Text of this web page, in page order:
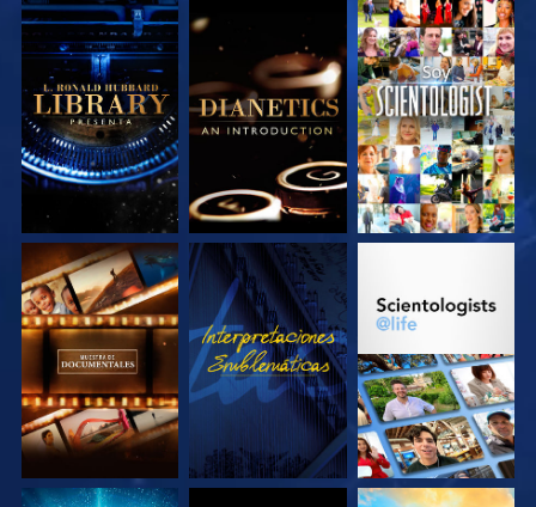
EXPLORA LAS
SERIES
EXPLORA LAS
SERIES
VE
EXPLORA LAS
SERIES
VE
EXPLORA LAS